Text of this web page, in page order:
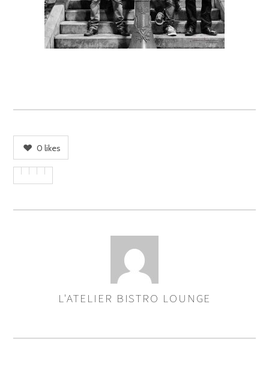
0 likes
ASSIGNER
AUTEURS
L'ATELIER BISTRO LOUNGE